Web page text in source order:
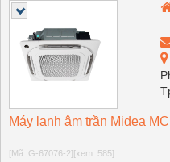
Máy lạnh âm trần Midea
[Mã: G-67076-2][xem: 585]